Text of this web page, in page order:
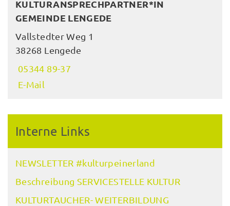
KULTURANSPRECHPARTNER*IN
GEMEINDE LENGEDE
Vallstedter Weg 1
38268 Lengede
05344 89-37
E-Mail
Interne Links
NEWSLETTER #kulturpeinerland
Beschreibung SERVICESTELLE KULTUR
KULTURTAUCHER- WEITERBILDUNG